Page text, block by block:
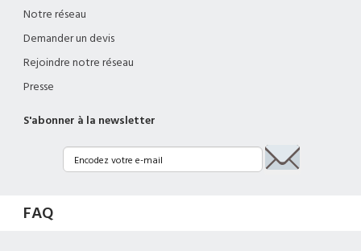
Notre réseau
Demander un devis
Rejoindre notre réseau
Presse
S'abonner à la newsletter
FAQ